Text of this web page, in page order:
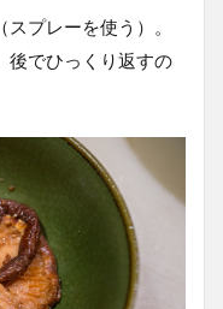
プレーを使う）。
後でひっくり返すの